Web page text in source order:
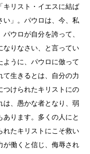
リスト・イエスに結ば
い」。パウロは、今、私
ウロが自分を誇って、
なりなさい、と言ってい
ように、パウロに倣って
生きるとは、自分の力
つけられたキリストにの
は、愚かな者となり、弱
ります。多くの人にと
れたキリストにこそ救い
が働くと信じ、侮辱され